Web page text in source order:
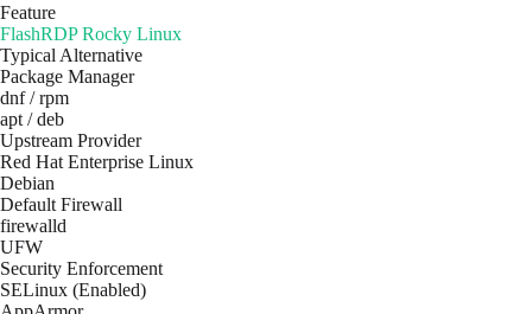
Feature
FlashRDPRocky Linux
Typical Alternative
Package Manager
dnf / rpm
apt / deb
Upstream Provider
Red Hat Enterprise Linux
Debian
Default Firewall
firewalld
UFW
Security Enforcement
SELinux (Enabled)